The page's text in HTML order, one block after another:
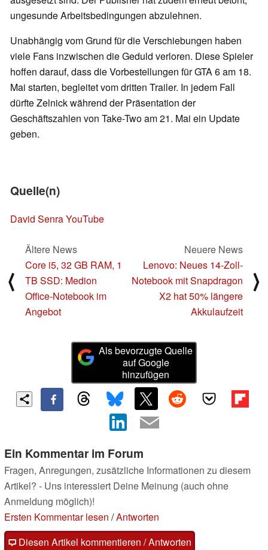
ungesunde Arbeitsbedingungen abzulehnen.
Unabhängig vom Grund für die Verschiebungen haben
viele Fans inzwischen die Geduld verloren. Diese Spieler
hoffen darauf, dass die Vorbestellungen für GTA 6 am 18.
Mai starten, begleitet vom dritten Trailer. In jedem Fall
dürfte Zelnick während der Präsentation der
Geschäftszahlen von Take-Two am 21. Mai ein Update
geben.
Quelle(n)
David Senra YouTube
⟨
Ältere News
Core i5, 32 GB RAM, 1
TB SSD: Medion
Office-Notebook im
Angebot
Neuere News
Lenovo: Neues 14-Zoll-
Notebook mit Snapdragon
X2 hat 50% längere
Akkulaufzeit
⟩
Als bevorzugte Quelle
auf Google
hinzufügen
Ein Kommentar im Forum
Fragen, Anregungen, zusätzliche Informationen zu diesem
Artikel? - Uns interessiert Deine Meinung (auch ohne
Anmeldung möglich)!
Ersten Kommentar lesen /Antworten
Diesen Artikel kommentieren / Antworten